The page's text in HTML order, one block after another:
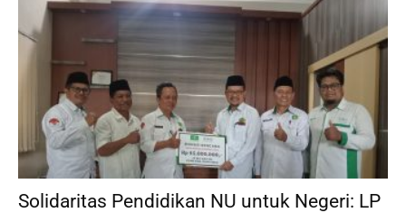
Solidaritas Pendidikan NU untuk Negeri: LP